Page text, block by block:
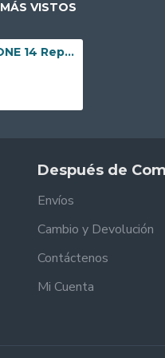
MÁS VISTOS
Camiseta SIMEONE 14 Replica Argentina Visitante 1994 Antigua
Después de
Envíos
Cambio y Devolución
Contáctenos
Mi Cuenta